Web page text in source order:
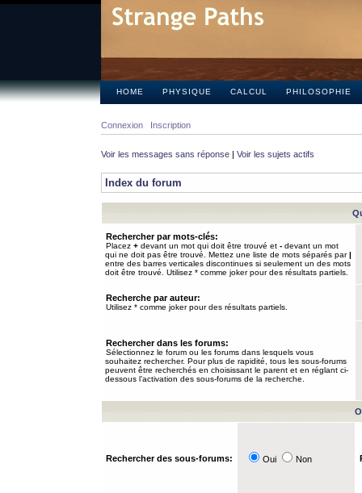
HOME PHYSIQUE CALCUL PHILOSOPHIE
Connexion Inscription
Voir les messages sans réponse | Voir les sujets actifs
Index du forum
Rechercher par mots-clés:
Placez + devant un mot qui doit être trouvé et - devant un mot
qui ne doit pas être trouvé. Mettez une liste de mots séparés par|
entre des barres verticales discontinues si seulement un des mots
doit être trouvé. Utilisez * comme joker pour des résultats partiels.
Recherche par auteur:
Utilisez * comme joker pour des résultats partiels.
Rechercher dans les forums:
Sélectionnez le forum ou les forums dans lesquels vous
souhaitez rechercher. Pour plus de rapidité, tous les sous-forums
peuvent être recherchés en choisissant le parent et en réglant ci-
dessous l’activation des sous-forums de la recherche.
Rechercher des sous-forums: Oui Non